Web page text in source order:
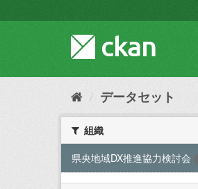
キ
て
データセット
組織
県央地域DX推進協力検討会